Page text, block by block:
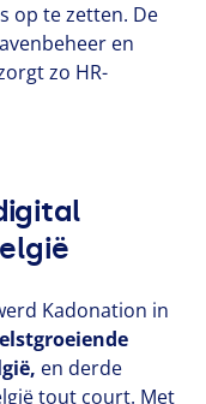
op te zetten. De
en
zo HR-
Kadonation in
en derde
tout court. Met